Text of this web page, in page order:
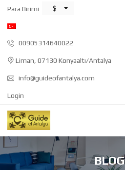
Para Birimi $
00905314640022
Liman, 07130 Konyaaltı/Antalya
info@guideofantalya.com
Login
BLOG